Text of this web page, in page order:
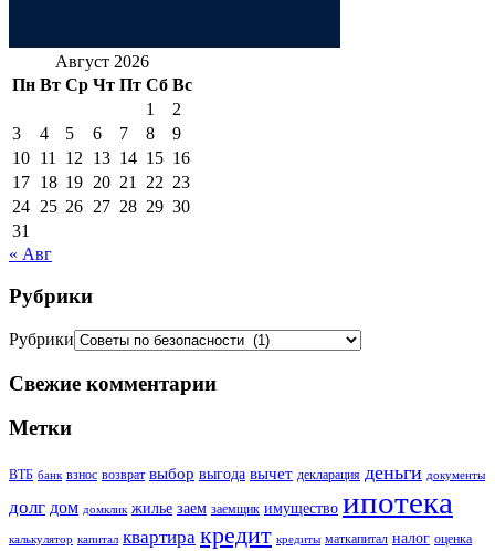
Август 2026
Пн Вт Ср Чт Пт Сб Вс
1
2
3
4 5 6 7 8
9
10 11 12 13 14 15 16
17 18 19 20 21 22 23
24 25 26 27 28 29 30
31
« Авг
Рубрики
Рубрики
Свежие комментарии
Метки
ВТБ банк взнос возврат выбор выгода вычет декларация деньги документы
долг дом домклик жилье заем заемщик имущество ипотека
калькулятор капитал квартира кредит кредиты маткапитал налог оценка